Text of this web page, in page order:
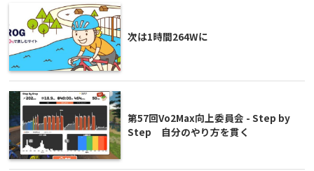
次は1時間264Wに
第57回Vo2Max向上委員会 - Step by
Step 自分のやり方を貫く